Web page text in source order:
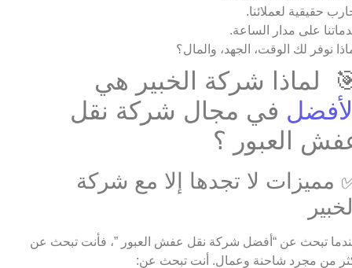
حقيقية لعملائنا.
على مدار الساعة.
نوفر لك الوقت، الجهد، والمال؟
لماذا شركة الخبير هي
في مجال شركة نقل
العبور ؟
مميزات لا تجدها إلا مع شركة
تبحث عن “أفضل شركة نقل عفش العبور ”، فأنت تبحث عن
من مجرد شاحنة وعمال. أنت تبحث عن: